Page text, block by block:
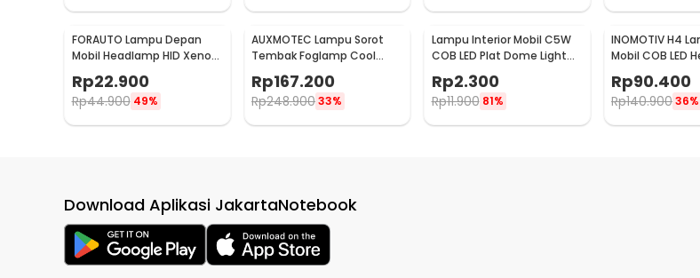
FORAUTO Lampu Depan
Mobil Headlamp HID Xenon
Rp22.900
Rp44.900 49%
AUXMOTEC Lampu Sorot
Tembak Foglamp Cool
White IP67 108W 9-50V
20cm 36 LED - A8
Rp167.200
Rp248.90033%
Lampu Interior Mobil C5W
COB LED Plat Dome Light
Cool White 2W 1 PCS 31mm
- BA9S
Rp2.300
Rp11.900 81%
INOMOTIV H4
Mobil COB LED
Rp90.400
Rp140.90036%
Download Aplikasi JakartaNotebook